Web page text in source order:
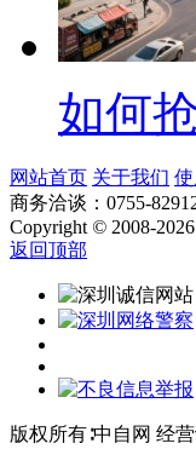
如何
网站首页 关于我们
商务洽谈：0755-
Copyright © 2008-
返回顶部
版权所有∶中自网 经